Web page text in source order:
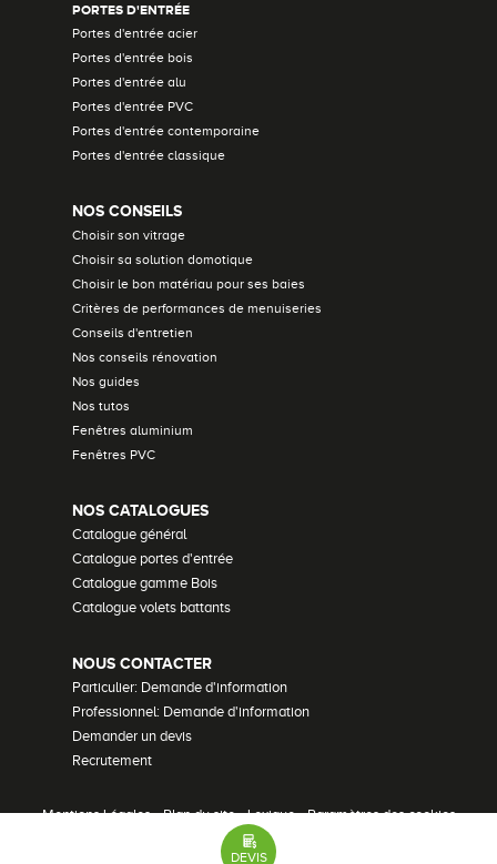
PORTES D'ENTRÉE
Portes d'entrée acier
Portes d'entrée bois
Portes d'entrée alu
Portes d'entrée PVC
Portes d'entrée contemporaine
Portes d'entrée classique
NOS CONSEILS
Choisir son vitrage
Choisir sa solution domotique
Choisir le bon matériau pour ses baies
Critères de performances de menuiseries
Conseils d'entretien
Nos conseils rénovation
Nos guides
Nos tutos
Fenêtres aluminium
Fenêtres PVC
NOS CATALOGUES
Catalogue général
Catalogue portes d'entrée
Catalogue gamme Bois
Catalogue volets battants
NOUS CONTACTER
Particulier: Demande d'information
Professionnel: Demande d'information
Demander un devis
Recrutement
Mentions Légales•Plan du site•Lexique•Paramètres des cookies
© Bouvet - 2026 Tous droits réservés
DEVIS